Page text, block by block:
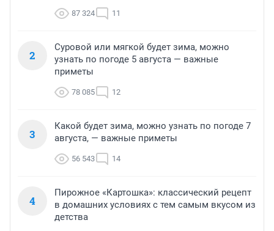
87 324 11
2
Суровой или мягкой будет зима, можно
узнать по погоде 5 августа — важные
приметы
78 085 12
3
Какой будет зима, можно узнать по погоде 7
августа, — важные приметы
56 543 14
4
Пирожное «Картошка»: классический рецепт
в домашних условиях с тем самым вкусом из
детства